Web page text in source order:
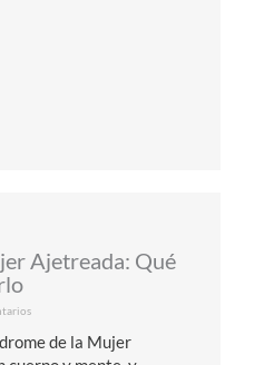
Ajetreada: Qué
de la Mujer